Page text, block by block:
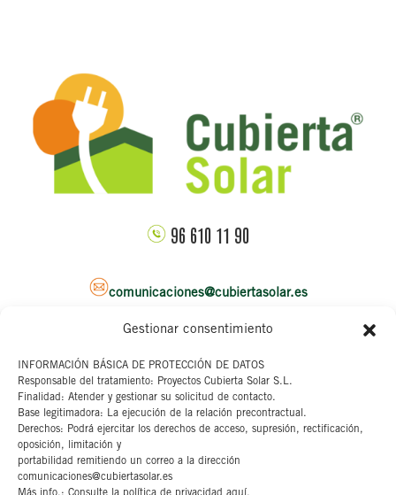
Gestionar consentimiento
INFORMACIÓN BÁSICA DE PROTECCIÓN DE DATOS
Responsable del tratamiento: Proyectos Cubierta Solar S.L.
Finalidad: Atender y gestionar su solicitud de contacto.
Base legitimadora: La ejecución de la relación precontractual.
Derechos: Podrá ejercitar los derechos de acceso, supresión, rectificación,
oposición, limitación y
portabilidad remitiendo un correo a la dirección
comunicaciones@cubiertasolar.es
96 610 11 90
comunicaciones@cubiertasolar.es
Sede corporativa
C/ Pascual y Genis, 20
4ª planta
46002 Valencia
Aviso legal